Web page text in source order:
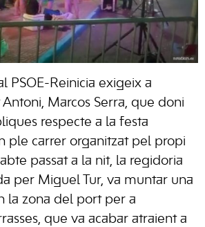
PSOE-Reinicia exigeix a
Antoni, Marcos Serra, que doni
respecte a la festa
ple carrer organitzat pel propi
passat a la nit, la regidoria
per Miguel Tur, va muntar una
la zona del port per a
que va acabar atraient a